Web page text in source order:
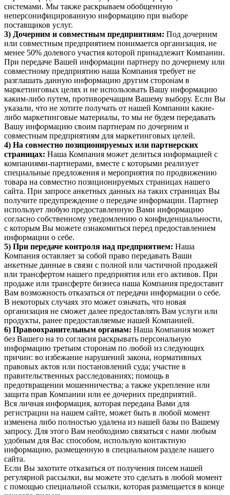
системами. Мы также раскрываем обобщенную
неперсонифицированную информацию при выборе
поставщиков услуг.
3) Дочерним и совместным предприятиям: Под дочерним
или совместным предприятием понимается организация, не
менее 50% долевого участия которой принадлежит Компании.
При передаче Вашей информации партнеру по дочернему или
совместному предприятию наша Компания требует не
разглашать данную информацию другим сторонам в
маркетинговых целях и не использовать Вашу информацию
каким-либо путем, противоречащим Вашему выбору. Если Вы
указали, что не хотите получать от нашей Компании какие-
либо маркетинговые материалы, то мы не будем передавать
Вашу информацию своим партнерам по дочерним и
совместным предприятиям для маркетинговых целей.
4) На совместно позиционируемых или партнерских
страницах: Наша Компания может делиться информацией с
компаниями-партнерами, вместе с которыми реализует
специальные предложения и мероприятия по продвижению
товара на совместно позиционируемых страницах нашего
сайта. При запросе анкетных данных на таких страницах Вы
получите предупреждение о передаче информации. Партнер
использует любую предоставленную Вами информацию
согласно собственному уведомлению о конфиденциальности,
с которым Вы можете ознакомиться перед предоставлением
информации о себе.
5) При передаче контроля над предприятием: Наша
Компания оставляет за собой право передавать Ваши
анкетные данные в связи с полной или частичной продажей
или трансфертом нашего предприятия или его активов. При
продаже или трансферте бизнеса наша Компания предоставит
Вам возможность отказаться от передачи информации о себе.
В некоторых случаях это может означать, что новая
организация не сможет далее предоставлять Вам услуги или
продукты, ранее предоставляемые нашей Компанией.
6) Правоохранительным органам: Наша Компания может
без Вашего на то согласия раскрывать персональную
информацию третьим сторонам по любой из следующих
причин: во избежание нарушений закона, нормативных
правовых актов или постановлений суда; участие в
правительственных расследованиях; помощь в
предотвращении мошенничества; а также укрепление или
защита прав Компании или ее дочерних предприятий.
Вся личная информация, которая передана Вами для
регистрации на нашем сайте, может быть в любой момент
изменена либо полностью удалена из нашей базы по Вашему
запросу. Для этого Вам необходимо связаться с нами любым
удобным для Вас способом, использую контактную
информацию, размещенную в специальном разделе нашего
сайта.
Если Вы захотите отказаться от получения писем нашей
регулярной рассылки, вы можете это сделать в любой момент
с помощью специальной ссылки, которая размещается в конце